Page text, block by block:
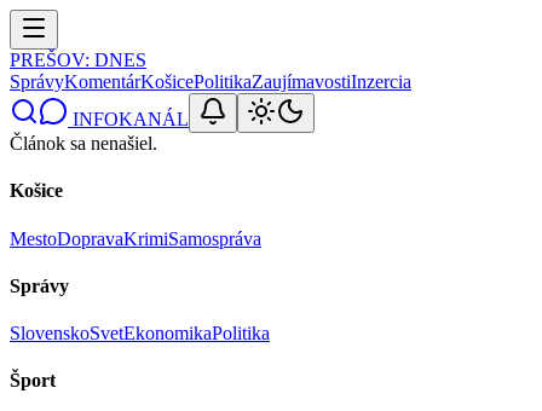
PREŠOV: DNES
SprávyKomentárKošicePolitikaZaujímavostiInzercia
INFOKANÁL
Článok sa nenašiel.
Košice
MestoDopravaKrimiSamospráva
Správy
SlovenskoSvetEkonomikaPolitika
Šport